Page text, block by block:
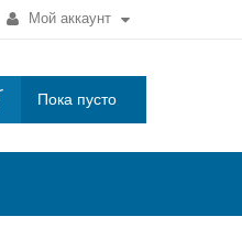
Мой аккаунт
Пока пусто